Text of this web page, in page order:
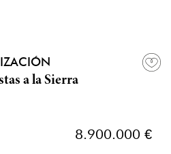
a la Sierra
8.900.000 €